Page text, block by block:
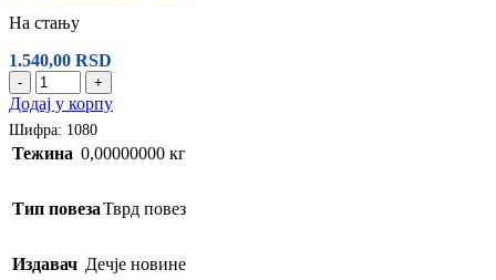
На стању
1.540,00 RSD
- +
Додај у корпу
Шифра: 1080
Тежина 0,00000000 кг
Тип повезаТврд повез
Издавач Дечје новине